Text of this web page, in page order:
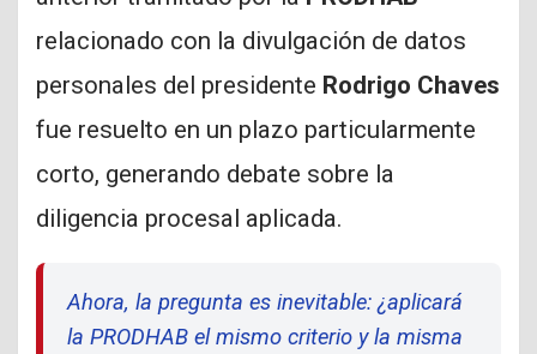
relacionado con la divulgación de datos
personales del presidente Rodrigo Chaves
fue resuelto en un plazo particularmente
corto, generando debate sobre la
diligencia procesal aplicada.
Ahora, la pregunta es inevitable: ¿aplicará
la PRODHAB el mismo criterio y la misma